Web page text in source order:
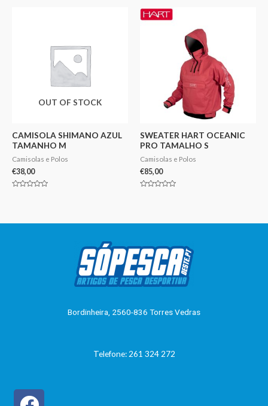
5
OUT OF STOCK
CAMISOLA SHIMANO AZUL
TAMANHO M
Camisolas e Polos
€38,00
SWEATER HART OCEANIC
PRO TAMALHO S
Camisolas e Polos
€85,00
Bordinheira, 2560-836 Torres Vedras
Telefone: 261 324 272